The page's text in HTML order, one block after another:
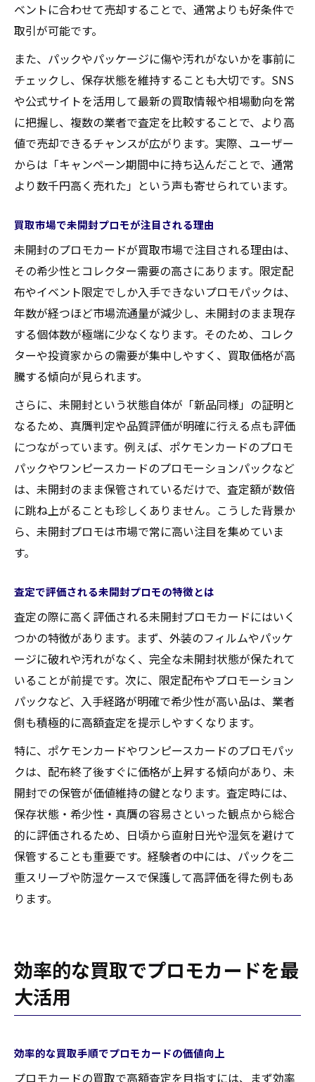
ベントに合わせて売却することで、通常よりも好条件で
取引が可能です。
また、パックやパッケージに傷や汚れがないかを事前に
チェックし、保存状態を維持することも大切です。SNS
や公式サイトを活用して最新の買取情報や相場動向を常
に把握し、複数の業者で査定を比較することで、より高
値で売却できるチャンスが広がります。実際、ユーザー
からは「キャンペーン期間中に持ち込んだことで、通常
より数千円高く売れた」という声も寄せられています。
買取市場で未開封プロモが注目される理由
未開封のプロモカードが買取市場で注目される理由は、
その希少性とコレクター需要の高さにあります。限定配
布やイベント限定でしか入手できないプロモパックは、
年数が経つほど市場流通量が減少し、未開封のまま現存
する個体数が極端に少なくなります。そのため、コレク
ターや投資家からの需要が集中しやすく、買取価格が高
騰する傾向が見られます。
さらに、未開封という状態自体が「新品同様」の証明と
なるため、真贋判定や品質評価が明確に行える点も評価
につながっています。例えば、ポケモンカードのプロモ
パックやワンピースカードのプロモーションパックなど
は、未開封のまま保管されているだけで、査定額が数倍
に跳ね上がることも珍しくありません。こうした背景か
ら、未開封プロモは市場で常に高い注目を集めていま
す。
査定で評価される未開封プロモの特徴とは
査定の際に高く評価される未開封プロモカードにはいく
つかの特徴があります。まず、外装のフィルムやパッケ
ージに破れや汚れがなく、完全な未開封状態が保たれて
いることが前提です。次に、限定配布やプロモーション
パックなど、入手経路が明確で希少性が高い品は、業者
側も積極的に高額査定を提示しやすくなります。
特に、ポケモンカードやワンピースカードのプロモパッ
クは、配布終了後すぐに価格が上昇する傾向があり、未
開封での保管が価値維持の鍵となります。査定時には、
保存状態・希少性・真贋の容易さといった観点から総合
的に評価されるため、日頃から直射日光や湿気を避けて
保管することも重要です。経験者の中には、パックを二
重スリーブや防湿ケースで保護して高評価を得た例もあ
ります。
効率的な買取でプロモカードを最
大活用
効率的な買取手順でプロモカードの価値向上
プロモカードの買取で高額査定を目指すには、まず効率